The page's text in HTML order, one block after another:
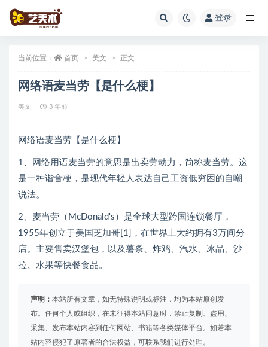
登录
当前位置： 首页 美文 正文
网络语麦当劳【是什么梗】
美文 3 年前
网络语麦当劳【是什么梗】
1、网络用语麦当劳的意思是出卖劳动力，简称麦当劳。这
是一种谐音梗，是现代年轻人表达自己工资低穷困的自嘲
说法。
2、麦当劳（McDonald's）是全球大型跨国连锁餐厅，
1955年创立于美国芝加哥[1]，在世界上大约拥有3万间分
店。主要售卖汉堡包，以及薯条、炸鸡、汽水、冰品、沙
拉、水果等快餐食品。
声明： 本站所有文章，如无特殊说明或标注，均为本站原创发
布。任何个人或组织，在未征得本站同意时，禁止复制、盗用、
采集、发布本站内容到任何网站、书籍等各类媒体平台。如若本
站内容侵犯了原著者的合法权益，可联系我们进行处理。